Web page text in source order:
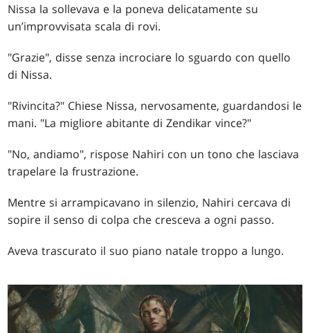
Nissa la sollevava e la poneva delicatamente su
un’improvvisata scala di rovi.
"Grazie", disse senza incrociare lo sguardo con quello
di Nissa.
"Rivincita?" Chiese Nissa, nervosamente, guardandosi le
mani. "La migliore abitante di Zendikar vince?"
"No, andiamo", rispose Nahiri con un tono che lasciava
trapelare la frustrazione.
Mentre si arrampicavano in silenzio, Nahiri cercava di
sopire il senso di colpa che cresceva a ogni passo.
Aveva trascurato il suo piano natale troppo a lungo.